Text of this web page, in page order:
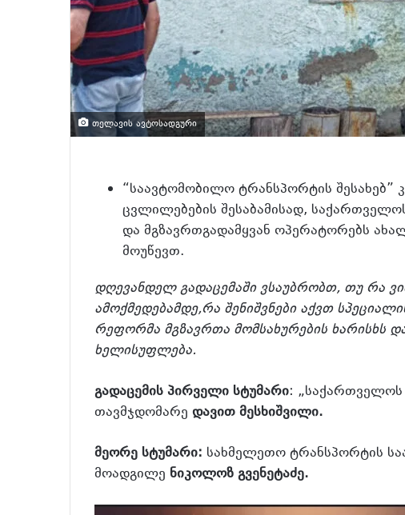
თელავის ავტოსადგური
“საავტომობილო ტრანსპორტის შესახებ”
ცვლილებების შესაბამისად,
და მგზავრთგადამყვან ოპერატორებს
მოუწევთ.
დღევანდელ გადაცემაში ვსაუბრობთ, თუ რა
ამოქმედებამდე,რა შენიშვნები აქვთ
რეფორმა მგზავრთა მომსახურების ხარისხს
ხელისუფლება.
გადაცემის პირველი სტუმარი: „საქართველოს
თავმჯდომარე დავით მესხიშვილი.
მეორე სტუმარი: სახმელეთო ტრანსპორტის
მოადგილე ნიკოლოზ გვენეტაძე.